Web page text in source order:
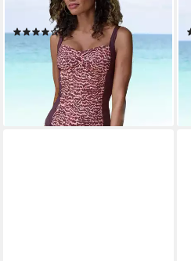
(3)
54,99 € 79,99 €
lieferbar - in 1-2 Werktagen bei dir